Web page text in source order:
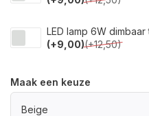
LED lamp 6W
(+9,00)(+12,50)
Maak een keuze
Beige